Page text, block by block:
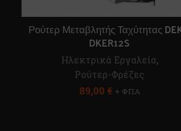
Ρούτερ Μεταβλητής Ταχύτητας
DKER12S
Ηλεκτρικά Εργαλεία,
Ρούτερ-Φρέζες
89,00 € + ΦΠΑ